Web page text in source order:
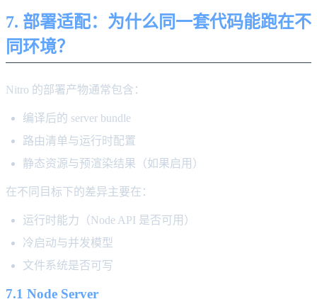
7. 部署适配：为什么同一套代码能跑在不
同环境？
Nitro 的部署产物通常包含：
编译后的 server bundle
路由清单与运行时配置
静态资源与预渲染结果（如果启用）
在不同目标下的差异主要在：
运行时能力（Node API 是否可用）
冷启动与并发模型
文件系统是否可写
7.1 Node Server